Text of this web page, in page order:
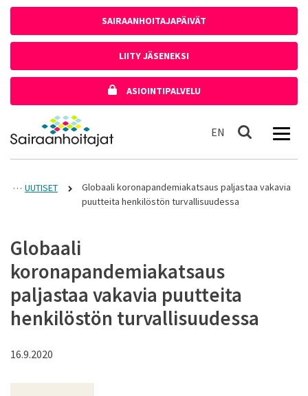
SAIRAANHOITAJAPÄIVÄT
LIITY JÄSENEKSI
ASIOINTIPALVELU
Etusivulle
EN In English
Haku
UUTISET
Globaali koronapandemiakatsaus paljastaa vakavia
puutteita henkilöstön turvallisuudessa
Globaali
koronapandemiakatsaus
paljastaa vakavia puutteita
henkilöstön turvallisuudessa
16.9.2020